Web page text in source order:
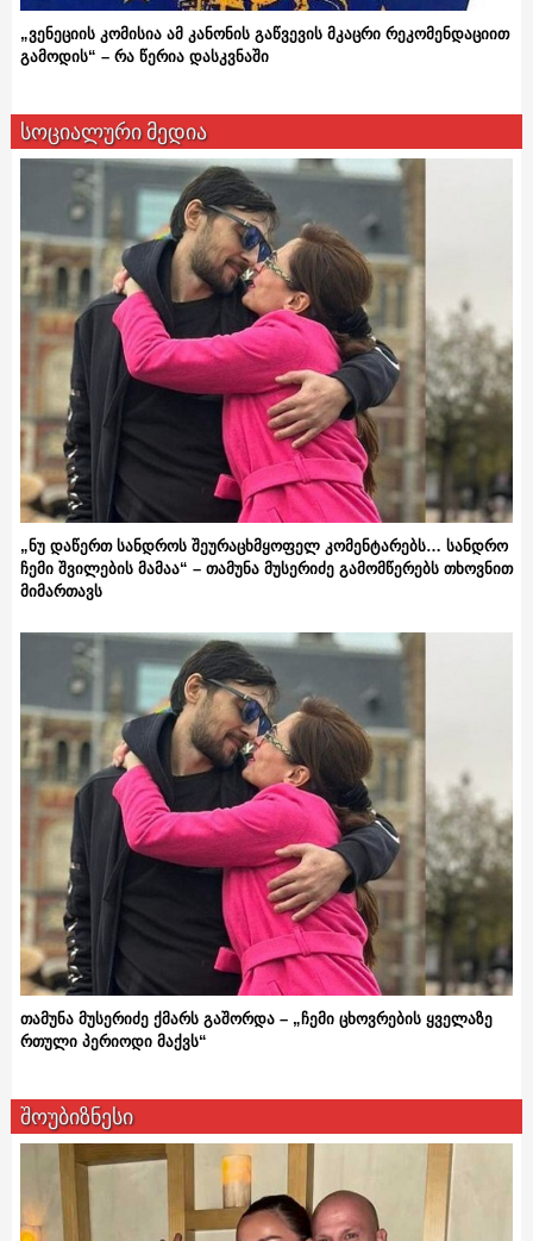
„ვენეციის კომისია ამ კანონის გაწვევის მკაცრი რეკომენდაციით
გამოდის“ – რა წერია დასკვნაში
სოციალური მედია
„ნუ დაწერთ სანდროს შეურაცხმყოფელ კომენტარებს… სანდრო
ჩემი შვილების მამაა“ – თამუნა მუსერიძე გამომწერებს თხოვნით
მიმართავს
თამუნა მუსერიძე ქმარს გაშორდა – „ჩემი ცხოვრების ყველაზე
რთული პერიოდი მაქვს“
შოუბიზნესი